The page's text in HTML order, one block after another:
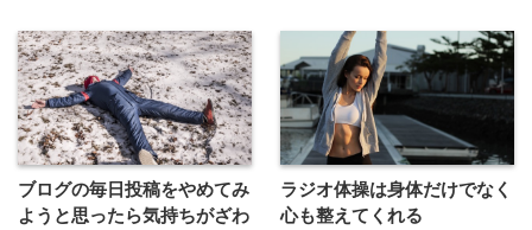
ブログの毎日投稿をやめてみ
ようと思ったら気持ちがざわ
ラジオ体操は身体だけでなく
心も整えてくれる